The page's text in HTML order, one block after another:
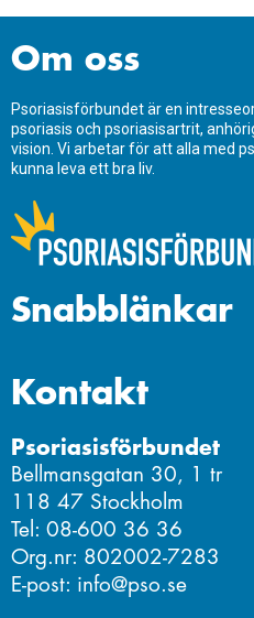
Om oss
Psoriasisförbundet är en
psoriasis och psoriasisartrit,
vision. Vi arbetar för att alla med
kunna leva ett bra liv.
Kontakt
Psoriasisförbundet
Bellmansgatan 30, 1 tr
118 47 Stockholm
Tel: 08-600 36 36
Org.nr: 802002-7283
E-post: info@pso.se
Snabblänkar